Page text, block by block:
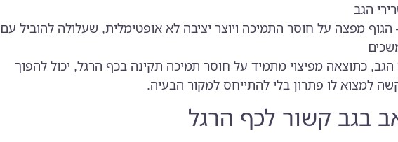
הגב
הגוף מפצה על חוסר התמיכה ויוצר יציבה לא אופטימלית, שעלולה להוביל עם
כתוצאה מפיצוי מתמיד על חוסר תמיכה תקינה בכף הרגל, יכול להפוך
למצוא לו פתרון בלי להתייחס למקור הבעיה.
בגב קשור לכף הרגל